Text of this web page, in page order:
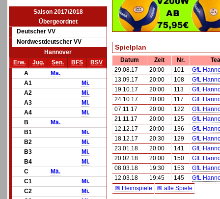
Saison 2017/2018
Übergeordnet
Deutscher VV
Nordwestdeutscher VV
Hannover
Erw.
Jug. Sen. BFS
BSV
A
Mä.
A1
Mi.
A2
Mi.
A3
Mi.
A4
Mi.
B
Mä.
B1
Mi.
B2
Mi.
B3
Mi.
B4
Mi.
C
Mä.
C1
Mi.
C2
Mi.
Spielplan
Datum Zeit Nr.
29.08.17
20:00 101
GfL
13.09.17
20:00 108
GfL
19.10.17
20:00 113
GfL
24.10.17
20:00 117
GfL
07.11.17
20:00 122
GfL
21.11.17
20:00 125
GfL
12.12.17
20:00 136
GfL
18.12.17
20:30 129
GfL
23.01.18
20:00 141
GfL
20.02.18
20:00 150
GfL
08.03.18
19:30 153
GfL
12.03.18
19:45 145
GfL
📅 Heimspiele
📅 alle Spiele